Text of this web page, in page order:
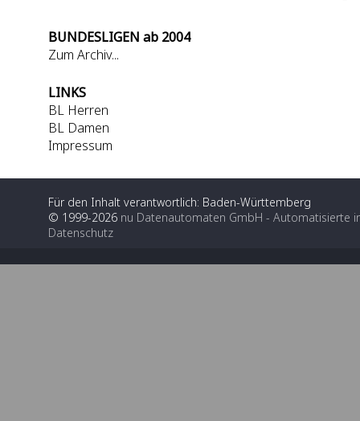
BUNDESLIGEN ab 2004
Zum Archiv...
LINKS
BL Herren
BL Damen
Impressum
Für den Inhalt verantwortlich: Baden-Württemberg
© 1999-2026 nu Datenautomaten GmbH - Automatisierte
Datenschutz